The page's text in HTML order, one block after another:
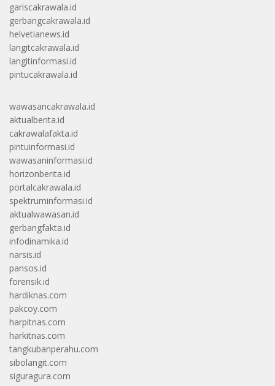
gariscakrawala.id
gerbangcakrawala.id
helvetianews.id
langitcakrawala.id
langitinformasi.id
pintucakrawala.id
wawasancakrawala.id
aktualberita.id
cakrawalafakta.id
pintuinformasi.id
wawasaninformasi.id
horizonberita.id
portalcakrawala.id
spektruminformasi.id
aktualwawasan.id
gerbangfakta.id
infodinamika.id
narsis.id
pansos.id
forensik.id
hardiknas.com
pakcoy.com
harpitnas.com
harkitnas.com
tangkubanperahu.com
sibolangit.com
siguragura.com